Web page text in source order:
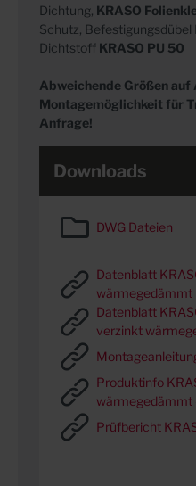
Dichtung, KRASO
Schutz,
Dichtstoff KRASO PU 50
Abweichende Größen auf
Montagemöglichkeit für
Anfrage!
Downloads
DWG Dateien
Datenblatt
wärmegedämmt
Datenblatt
verzinkt
Produktinfo
wärmegedämmt
Prüfbericht